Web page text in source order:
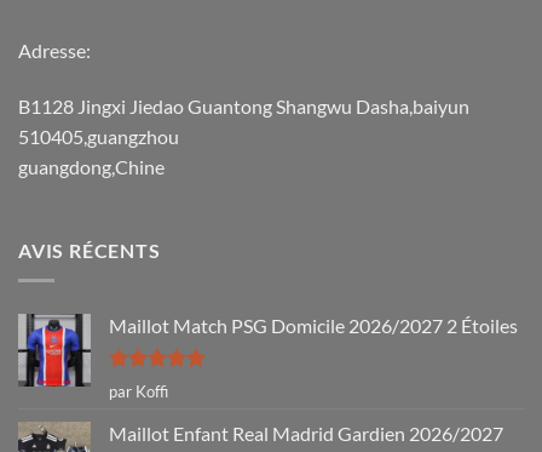
Adresse:
B1128 Jingxi Jiedao Guantong Shangwu Dasha,baiyun
510405,guangzhou
guangdong,Chine
AVIS RÉCENTS
Maillot Match PSG Domicile 2026/2027 2 Étoiles
Note5sur
5
par Koffi
Maillot Enfant Real Madrid Gardien 2026/2027